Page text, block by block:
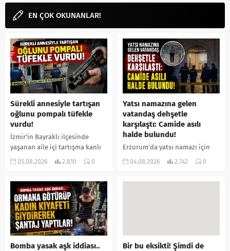
olarak bildiğimiz Alef dizi
EN ÇOK OKUNANLAR!
Sürekli annesiyle tartışan
oğlunu pompalı tüfekle
vurdu!
İzmir’in Bayraklı ilçesinde
yaşanan aile içi tartışma kanlı
bitti. İddiaya göre, uzun süredir
05.08.2026 2.810 0
Yatsı namazına gelen
vatandaş dehşetle
karşılaştı: Camide asılı
halde bulundu!
Erzurum’da yatsı namazı için
camiye gelen bir vatandaş,
04.08.2026 2.742 0
Bomba yasak aşk iddiası..
Bir bu eksikti! Şimdi de